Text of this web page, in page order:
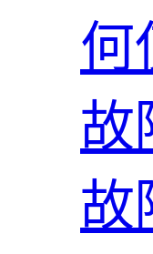
何
故
故